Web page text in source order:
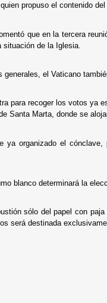
propuso el contenido
que en la tercera
situación de la Iglesia.
generales, el Vaticano
para recoger los votos ya
Santa Marta, donde se
ya organizado el
blanco determinará la
sólo del papel con
será destinada